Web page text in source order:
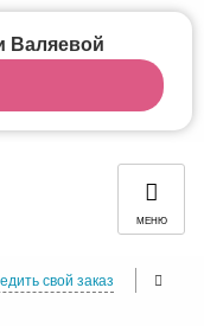
МЕНЮ
свой заказ
Валяевой